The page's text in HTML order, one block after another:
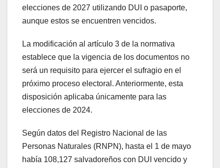
elecciones de 2027 utilizando DUI o pasaporte,
aunque estos se encuentren vencidos.
La modificación al artículo 3 de la normativa
establece que la vigencia de los documentos no
será un requisito para ejercer el sufragio en el
próximo proceso electoral. Anteriormente, esta
disposición aplicaba únicamente para las
elecciones de 2024.
Según datos del Registro Nacional de las
Personas Naturales (RNPN), hasta el 1 de mayo
había 108,127 salvadoreños con DUI vencido y